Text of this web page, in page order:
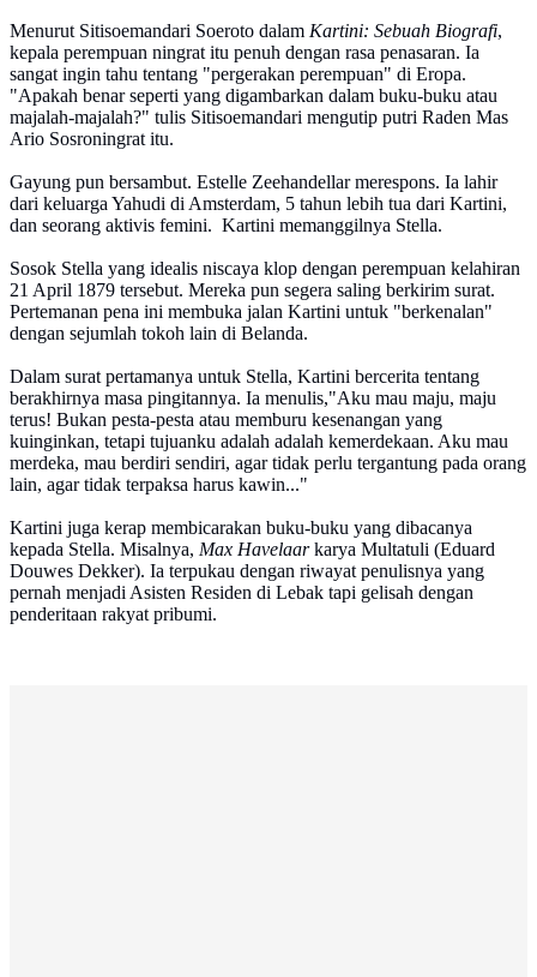
Menurut Sitisoemandari Soeroto dalam Kartini: Sebuah Biografi,
kepala perempuan ningrat itu penuh dengan rasa penasaran. Ia
sangat ingin tahu tentang "pergerakan perempuan" di Eropa.
"Apakah benar seperti yang digambarkan dalam buku-buku atau
majalah-majalah?" tulis Sitisoemandari mengutip putri Raden Mas
Ario Sosroningrat itu.
Gayung pun bersambut. Estelle Zeehandellar merespons. Ia lahir
dari keluarga Yahudi di Amsterdam, 5 tahun lebih tua dari Kartini,
dan seorang aktivis femini. Kartini memanggilnya Stella.
Sosok Stella yang idealis niscaya klop dengan perempuan kelahiran
21 April 1879 tersebut. Mereka pun segera saling berkirim surat.
Pertemanan pena ini membuka jalan Kartini untuk "berkenalan"
dengan sejumlah tokoh lain di Belanda.
Dalam surat pertamanya untuk Stella, Kartini bercerita tentang
berakhirnya masa pingitannya. Ia menulis,"Aku mau maju, maju
terus! Bukan pesta-pesta atau memburu kesenangan yang
kuinginkan, tetapi tujuanku adalah adalah kemerdekaan. Aku mau
merdeka, mau berdiri sendiri, agar tidak perlu tergantung pada orang
lain, agar tidak terpaksa harus kawin..."
Kartini juga kerap membicarakan buku-buku yang dibacanya
kepada Stella. Misalnya, Max Havelaarkarya Multatuli (Eduard
Douwes Dekker). Ia terpukau dengan riwayat penulisnya yang
pernah menjadi Asisten Residen di Lebak tapi gelisah dengan
penderitaan rakyat pribumi.